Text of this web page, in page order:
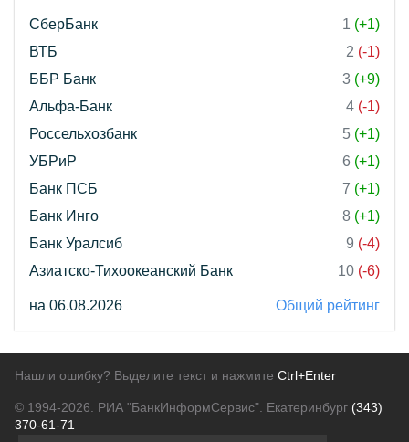
СберБанк 1 (+1)
ВТБ
2 (-1)
ББР Банк
3 (+9)
Альфа-Банк
4 (-1)
Россельхозбанк
5 (+1)
УБРиР
6 (+1)
Банк ПСБ
7 (+1)
Банк Инго
8 (+1)
Банк Уралсиб
9 (-4)
Азиатско-Тихоокеанский Банк
10 (-6)
на 06.08.2026 Общий рейтинг
Нашли ошибку? Выделите текст и нажмите Ctrl+Enter
© 1994-2026. РИА "БанкИнформСервис". Екатеринбург (343)
370-61-71